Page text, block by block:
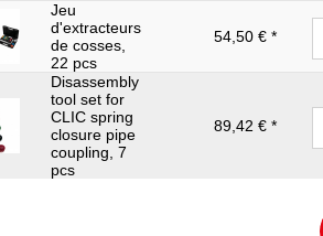
Jeu
d'extracteurs
de cosses,
22 pcs
54,50 € *
Disassembly
tool set for
CLIC spring
closure pipe
coupling, 7
pcs
89,42 € *